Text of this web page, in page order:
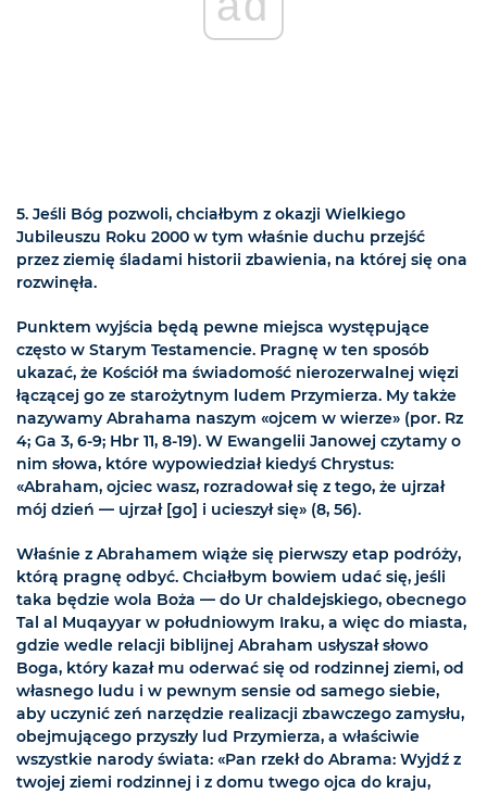
5. Jeśli Bóg pozwoli, chciałbym z okazji Wielkiego
Jubileuszu Roku 2000 w tym właśnie duchu przejść
przez ziemię śladami historii zbawienia, na której się ona
rozwinęła.
Punktem wyjścia będą pewne miejsca występujące
często w Starym Testamencie. Pragnę w ten sposób
ukazać, że Kościół ma świadomość nierozerwalnej więzi
łączącej go ze starożytnym ludem Przymierza. My także
nazywamy Abrahama naszym «ojcem w wierze» (por. Rz
4; Ga 3, 6-9; Hbr 11, 8-19). W Ewangelii Janowej czytamy o
nim słowa, które wypowiedział kiedyś Chrystus:
«Abraham, ojciec wasz, rozradował się z tego, że ujrzał
mój dzień — ujrzał [go] i ucieszył się» (8, 56).
Właśnie z Abrahamem wiąże się pierwszy etap podróży,
którą pragnę odbyć. Chciałbym bowiem udać się, jeśli
taka będzie wola Boża — do Ur chaldejskiego, obecnego
Tal al Muqayyar w południowym Iraku, a więc do miasta,
gdzie wedle relacji biblijnej Abraham usłyszał słowo
Boga, który kazał mu oderwać się od rodzinnej ziemi, od
własnego ludu i w pewnym sensie od samego siebie,
aby uczynić zeń narzędzie realizacji zbawczego zamysłu,
obejmującego przyszły lud Przymierza, a właściwie
wszystkie narody świata: «Pan rzekł do Abrama: Wyjdź z
twojej ziemi rodzinnej i z domu twego ojca do kraju,